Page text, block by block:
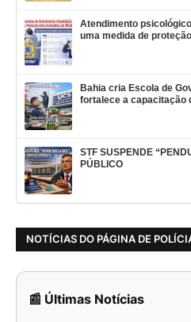
Atendimento
uma medida de
Bahia cria Escola de
fortalece a capacitação
STF SUSPENDE
PÚBLICO
NOTÍCIAS DO PÁGINA DE
📰 Últimas Notícias